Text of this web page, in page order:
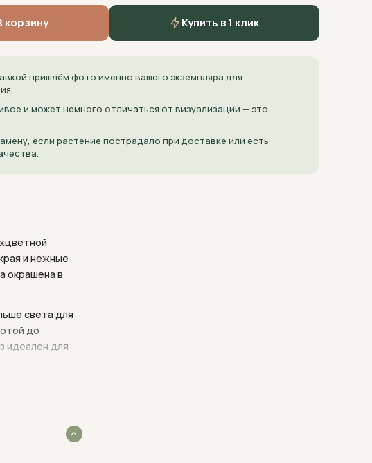
корзину Купить в 1 клик
пришлём фото именно вашего экземпляра для
и может немного отличаться от визуализации — это
если растение пострадало при доставке или есть
и нежные
окрашена в
света для
до
идеален для
цветения.
30-40
растения